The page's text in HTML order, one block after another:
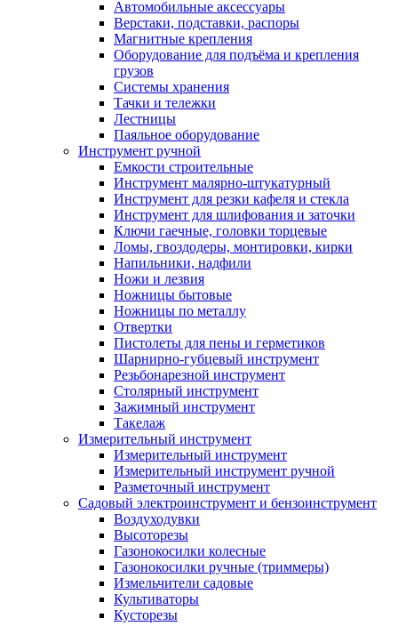
Автомобильные аксессуары
Верстаки, подставки, распоры
Магнитные крепления
Оборудование для подъёма и крепления
грузов
Системы хранения
Тачки и тележки
Лестницы
Паяльное оборудование
Инструмент ручной
Емкости строительные
Инструмент малярно-штукатурный
Инструмент для резки кафеля и стекла
Инструмент для шлифования и заточки
Ключи гаечные, головки торцевые
Ломы, гвоздодеры, монтировки, кирки
Напильники, надфили
Ножи и лезвия
Ножницы бытовые
Ножницы по металлу
Отвертки
Пистолеты для пены и герметиков
Шарнирно-губцевый инструмент
Резьбонарезной инструмент
Столярный инструмент
Зажимный инструмент
Такелаж
Измерительный инструмент
Измерительный инструмент
Измерительный инструмент ручной
Разметочный инструмент
Садовый электроинструмент и бензоинструмент
Воздуходувки
Высоторезы
Газонокосилки колесные
Газонокосилки ручные (триммеры)
Измельчители садовые
Культиваторы
Кусторезы